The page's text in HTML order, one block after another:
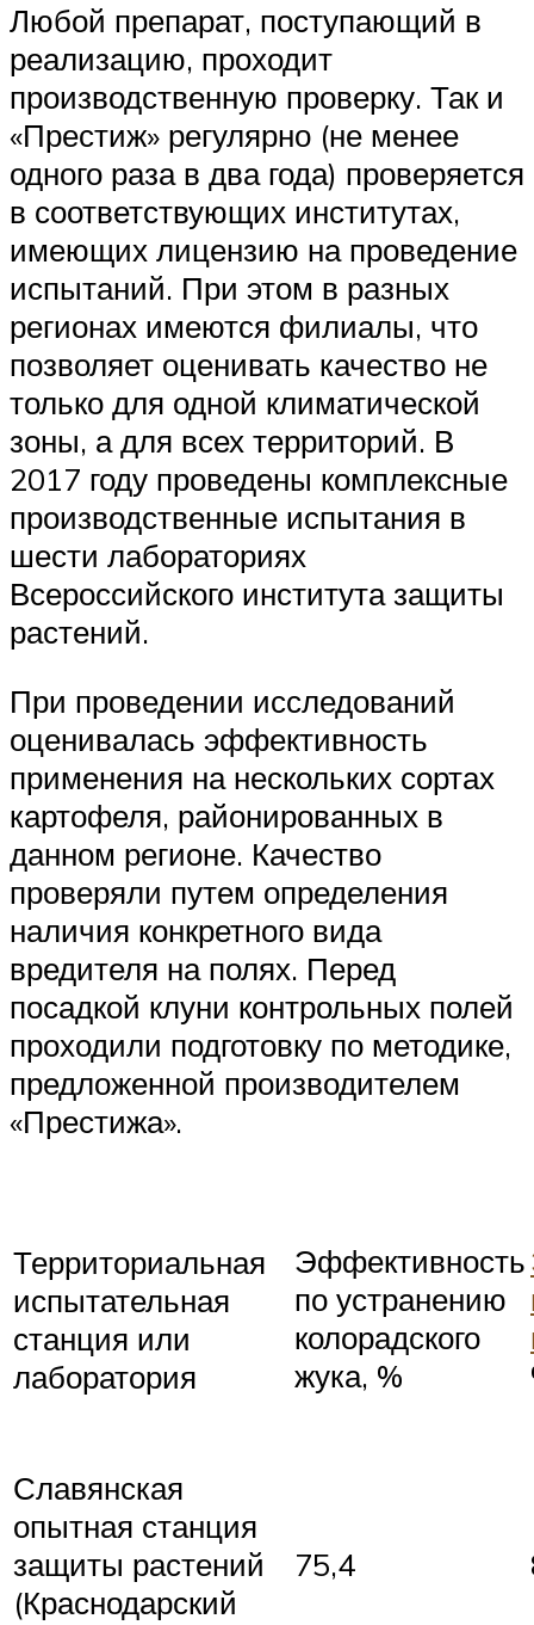
Любой препарат, поступающий в
реализацию, проходит
производственную проверку. Так и
«Престиж» регулярно (не менее
одного раза в два года) проверяется
в соответствующих институтах,
имеющих лицензию на проведение
испытаний. При этом в разных
регионах имеются филиалы, что
позволяет оценивать качество не
только для одной климатической
зоны, а для всех территорий. В
2017 году проведены комплексные
производственные испытания в
шести лабораториях
Всероссийского института защиты
растений.
При проведении исследований
оценивалась эффективность
применения на нескольких сортах
картофеля, районированных в
данном регионе. Качество
проверяли путем определения
наличия конкретного вида
вредителя на полях. Перед
посадкой клуни контрольных полей
проходили подготовку по методике,
предложенной производителем
«Престижа».
Территориальная
испытательная
станция или
лаборатория
Эффективность
по устранению
колорадского
жука, %
Славянская
опытная станция
защиты растений
(Краснодарский
75,4